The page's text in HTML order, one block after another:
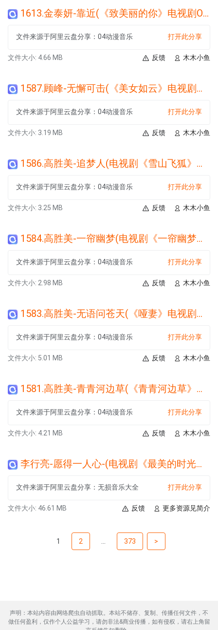
1613.金泰妍-靠近(《致美丽的你》电视剧OST).wma
文件来源于阿里云盘分享：04动漫音乐 打开此分享
文件大小: 4.66 MB 木木小鱼
反馈
1587.顾峰-无懈可击(《美女如云》电视剧主题曲).wma
文件来源于阿里云盘分享：04动漫音乐 打开此分享
文件大小: 3.19 MB 木木小鱼
反馈
1586.高胜美-追梦人(电视剧《雪山飞狐》片尾曲).wma
文件来源于阿里云盘分享：04动漫音乐 打开此分享
文件大小: 3.25 MB 木木小鱼
反馈
1584.高胜美-一帘幽梦(电视剧《一帘幽梦》主题曲).wma
文件来源于阿里云盘分享：04动漫音乐 打开此分享
文件大小: 2.98 MB 木木小鱼
反馈
1583.高胜美-无语问苍天(《哑妻》电视剧主题曲).wma
文件来源于阿里云盘分享：04动漫音乐 打开此分享
文件大小: 5.01 MB 木木小鱼
反馈
1581.高胜美-青青河边草(《青青河边草》电视剧主题曲).wma
文件来源于阿里云盘分享：04动漫音乐 打开此分享
文件大小: 4.21 MB 木木小鱼
反馈
李行亮-愿得一人心-(电视剧《最美的时光》片头曲).wav
文件来源于阿里云盘分享：无损音乐大全 打开此分享
文件大小: 46.61 MB 更多资源见简介
反馈
1 2 373 >
声明：本站内容由网络爬虫自动抓取。本站不储存、复制、传播任何文件，不
做任何盈利，仅作个人公益学习，请勿非法&商业传播，如有侵权，请右上角留